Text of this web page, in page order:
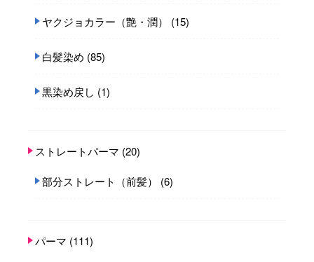
ヤクジョカラー（艶・潤） (15)
白髪染め (85)
黒染め戻し (1)
ストレートパーマ (20)
部分ストレート（前髪） (6)
パーマ (111)